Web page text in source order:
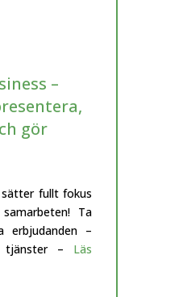
–
gör
fullt fokus
Ta
erbjudanden –
tjänster – Läs